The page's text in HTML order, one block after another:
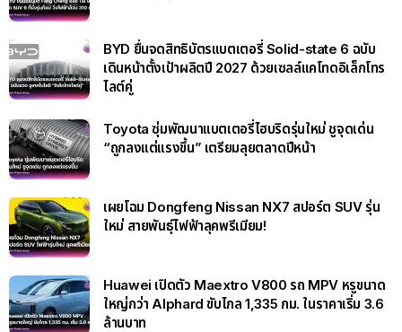
BYD ยื่นจดสิทธิบัตรแบตเตอรี่ Solid-state 6 ฉบับ
เดินหน้าตั้งเป้าผลิตปี 2027 ด้วยเซลล์แคโทดอิเล็กโทร
ไลต์คู่
Toyota ซุ่มพัฒนาแบตเตอรี่ไฮบริดรุ่นใหม่ ชูจุดเด่น
“ถูกลงแต่แรงขึ้น” เตรียมลุยตลาดปีหน้า
เผยโฉม Dongfeng Nissan NX7 สปอร์ต SUV รุ่น
ใหม่ สายพันธุ์ไฟฟ้าลุคพรีเมียม!
Huawei เปิดตัว Maextro V800 รถ MPV หรูขนาด
ใหญ่กว่า Alphard ขับไกล 1,335 กม. ในราคาเริ่ม 3.6
ล้านบาท